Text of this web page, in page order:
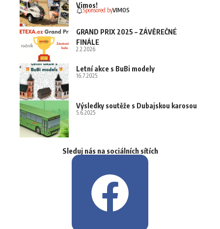
Vimos!
Sponsored byVIMOS
GRAND PRIX 2025 – ZÁVĚREČNÉ
FINÁLE
2.2.2026
Letní akce s BuBi modely
16.7.2025
Výsledky soutěže s Dubajskou karosou
5.6.2025
Sleduj nás na sociálních sítích